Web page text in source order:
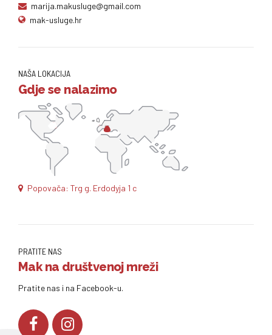
marija.makusluge@gmail.com
mak-usluge.hr
NAŠA LOKACIJA
Gdje se nalazimo
Popovača: Trg g. Erdodyja 1 c
PRATITE NAS
Mak na društvenoj mreži
Pratite nas i na Facebook-u.